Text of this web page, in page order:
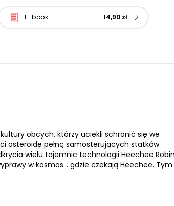
E-book 14,90 zł
obcych, którzy uciekli schronić się we
asteroidę pełną samosterujących statków
wielu tajemnic technologii Heechee
w kosmos… gdzie czekają Heechee.